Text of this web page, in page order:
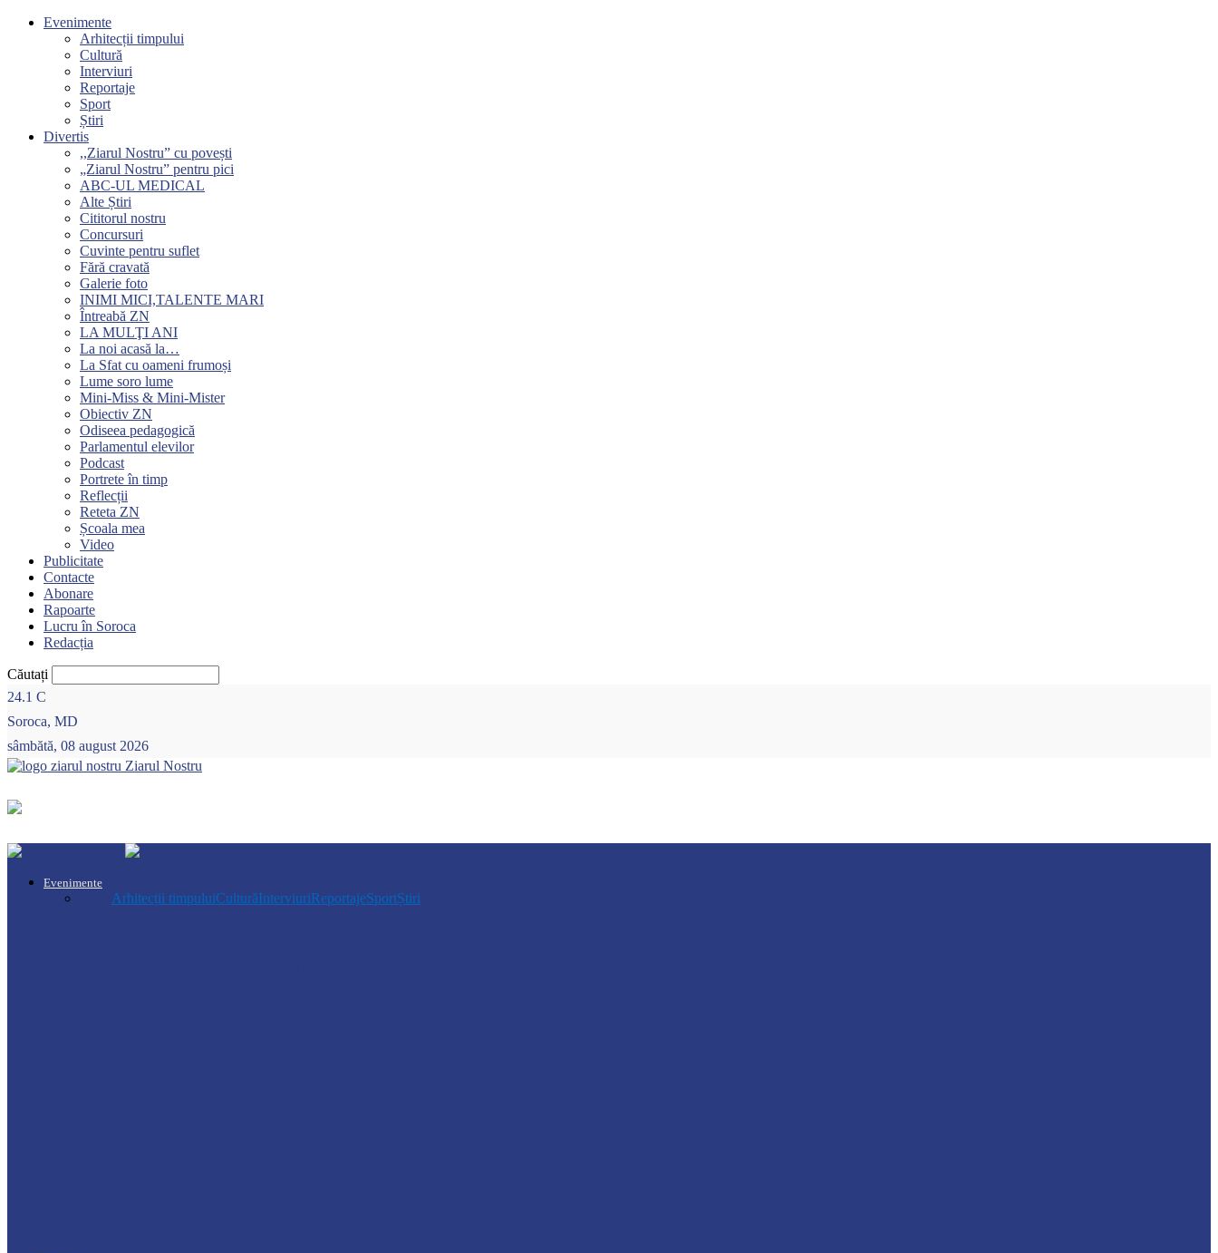
Evenimente
Arhitecții timpului
Cultură
Interviuri
Reportaje
Sport
Știri
Divertis
,,Ziarul Nostru” cu povești
„Ziarul Nostru” pentru pici
ABC-UL MEDICAL
Alte Știri
Cititorul nostru
Concursuri
Cuvinte pentru suflet
Fără cravată
Galerie foto
INIMI MICI,TALENTE MARI
Întreabă ZN
LA MULŢI ANI
La noi acasă la…
La Sfat cu oameni frumoși
Lume soro lume
Mini-Miss & Mini-Mister
Obiectiv ZN
Odiseea pedagogică
Parlamentul elevilor
Podcast
Portrete în timp
Reflecții
Reteta ZN
Școala mea
Video
Publicitate
Contacte
Abonare
Rapoarte
Lucru în Soroca
Redacția
Căutați
24.1 C
Soroca, MD
sâmbătă, 08 august 2026
Ziarul Nostru
Evenimente
Arhitecții timpuluiCulturăInterviuriReportajeSportȘtiri